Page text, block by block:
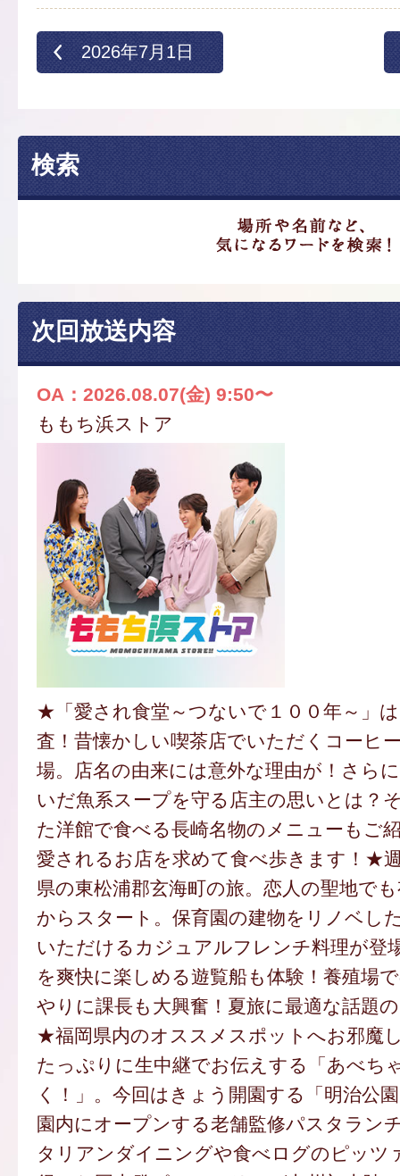
2026年7月1日
検索
次回放送内容
OA：2026.08.07(金) 9:50〜
ももち浜ストア
★「愛され食堂～つないで１００年～」
査！昔懐かしい喫茶店でいただくコーヒ
場。店名の由来には意外な理由が！さら
いだ魚系スープを守る店主の思いとは？
た洋館で食べる長崎名物のメニューもご
愛されるお店を求めて食べ歩きます！★
県の東松浦郡玄海町の旅。恋人の聖地で
からスタート。保育園の建物をリノベし
いただけるカジュアルフレンチ料理が登
を爽快に楽しめる遊覧船も体験！養殖場
やりに課長も大興奮！夏旅に最適な話題
★福岡県内のオススメスポットへお邪魔
たっぷりに生中継でお伝えする「あべち
く！」。今回はきょう開園する「明治公
園内にオープンする老舗監修パスタラン
タリアンダイニングや食べログのピッツ